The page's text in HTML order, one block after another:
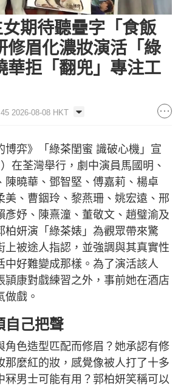
期待聽疊字「食飯
修眉化濃妝演活「綠
華拒「翻兜」專注工
2026-08-08 HKT
博弈》「綠茶閨蜜 識破心機」宣
在荃灣舉行，劇中演員馬國明、
陳曉華、鄧智堅、傅嘉莉、楊卓
美、曹銦玲、黎燕珊、姚宏遠、邢
彥妤、陳熹潼、董敬文、趙璧渝及
柏妍演「綠茶婊」為觀眾帶來驚
上被途人指認，並強調與其真實性
中好難變成那樣。為了演活該人
頴康對戲練習之外，事前她在酒店
做戲。
自己把聲
角色造型匹配而修眉？她承認有修
那麼紅的妝，感覺像被人打了十多
冧男士可能有用？郭柏妍笑稱可以